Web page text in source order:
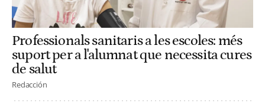
Professionals sanitaris a les escoles: més
suport per a l'alumnat que necessita cures
de salut
Redacción